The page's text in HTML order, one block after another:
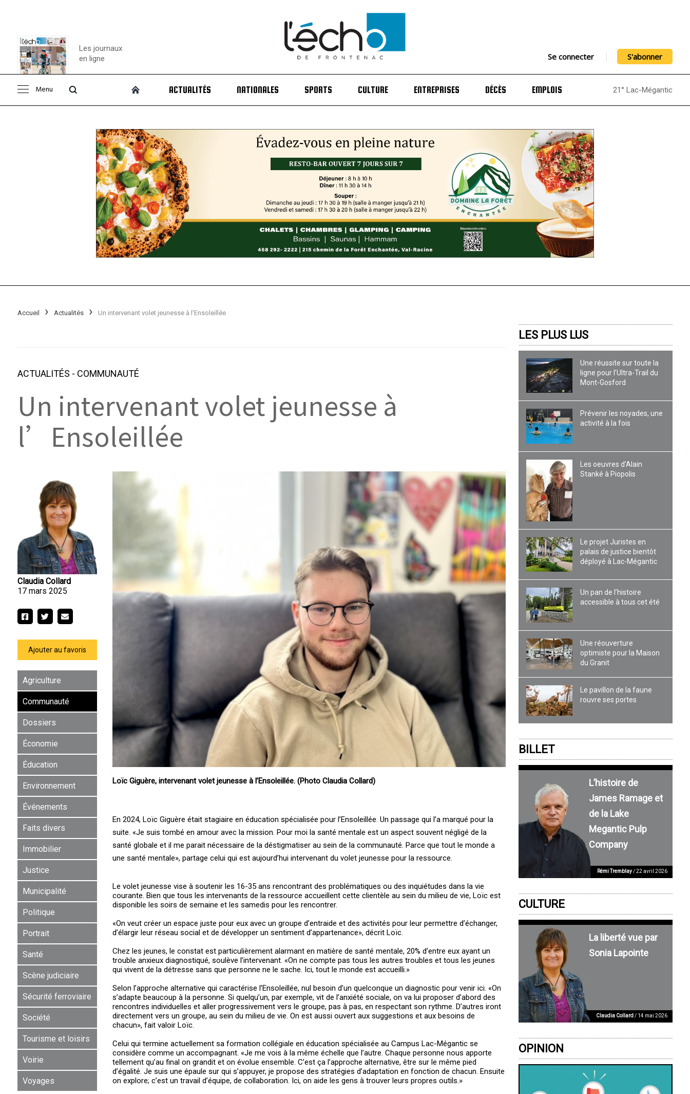
Consulter le
Les journaux
en ligne
Se connecter S'abonner
Menu ACTUALITÉS NATIONALES SPORTS CULTURE ENTREPRISES DÉCÈS EMPLOIS 21° Lac-Mégantic
Accueil Actualités Un intervenant volet jeunesse à l’Ensoleillée
ACTUALITÉS - COMMUNAUTÉ
Un intervenant volet jeunesse à
l’Ensoleillée
Claudia Collard
17 mars 2025
Ajouter au favoris
Agriculture
Communauté
Dossiers
Économie
Éducation
Environnement
Événements
Faits divers
Immobilier
Justice
Municipalité
Politique
Portrait
Santé
Scène judiciaire
Sécurité ferroviaire
Société
Tourisme et loisirs
Voirie
Voyages
Loïc Giguère, intervenant volet jeunesse à l’Ensoleillée. (Photo Claudia Collard)
En 2024, Loïc Giguère était stagiaire en éducation spécialisée pour l’Ensoleillée. Un passage qui l’a marqué pour la
suite. «Je suis tombé en amour avec la mission. Pour moi la santé mentale est un aspect souvent négligé de la
santé globale et il me parait nécessaire de la déstigmatiser au sein de la communauté. Parce que tout le monde a
une santé mentale», partage celui qui est aujourd’hui intervenant du volet jeunesse pour la ressource.
Le volet jeunesse vise à soutenir les 16-35 ans rencontrant des problématiques ou des inquiétudes dans la vie
courante. Bien que tous les intervenants de la ressource accueillent cette clientèle au sein du milieu de vie, Loïc est
disponible les soirs de semaine et les samedis pour les rencontrer.
«On veut créer un espace juste pour eux avec un groupe d’entraide et des activités pour leur permettre d’échanger,
d’élargir leur réseau social et de développer un sentiment d’appartenance», décrit Loïc.
Chez les jeunes, le constat est particulièrement alarmant en matière de santé mentale, 20% d’entre eux ayant un
trouble anxieux diagnostiqué, soulève l’intervenant. «On ne compte pas tous les autres troubles et tous les jeunes
qui vivent de la détresse sans que personne ne le sache. Ici, tout le monde est accueilli.»
Selon l’approche alternative qui caractérise l’Ensoleillée, nul besoin d’un quelconque un diagnostic pour venir ici. «On
s’adapte beaucoup à la personne. Si quelqu’un, par exemple, vit de l’anxiété sociale, on va lui proposer d’abord des
rencontres individuelles et aller progressivement vers le groupe, pas à pas, en respectant son rythme. D’autres iront
directement vers un groupe, au sein du milieu de vie. On est aussi ouvert aux suggestions et aux besoins de
chacun», fait valoir Loïc.
Celui qui termine actuellement sa formation collégiale en éducation spécialisée au Campus Lac-Mégantic se
considère comme un accompagnant. «Je me vois à la même échelle que l’autre. Chaque personne nous apporte
tellement qu’au final on grandit et on évolue ensemble. C’est ça l’approche alternative, être sur le même pied
d’égalité. Je suis une épaule sur qui s’appuyer, je propose des stratégies d’adaptation en fonction de chacun. Ensuite
on explore; c’est un travail d’équipe, de collaboration. Ici, on aide les gens à trouver leurs propres outils.»
LES PLUS LUS
Une réussite sur toute la
ligne pour l’Ultra-Trail du
Mont-Gosford
Prévenir les noyades, une
activité à la fois
Les oeuvres d’Alain
Stanké à Piopolis
Le projet Juristes en
palais de justice bientôt
déployé à Lac-Mégantic
Un pan de l’histoire
accessible à tous cet été
Une réouverture
optimiste pour la Maison
du Granit
Le pavillon de la faune
rouvre ses portes
BILLET
L’histoire de
James Ramage et
de la Lake
Megantic Pulp
Company
Rémi Tremblay/ 22 avril 2026
CULTURE
La liberté vue par
Sonia Lapointe
Claudia Collard/ 14 mai 2026
OPINION